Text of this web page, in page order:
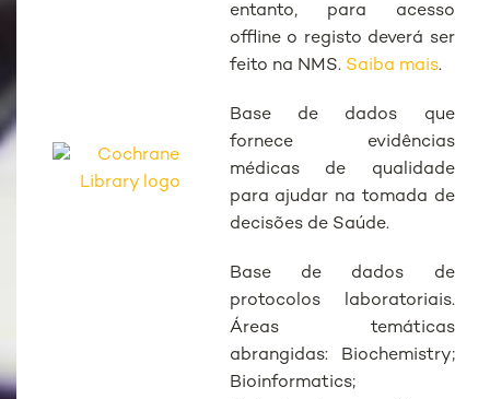
entanto, para acesso
offline o registo deverá ser
feito na NMS. Saiba mais.
Base de dados que
fornece evidências
médicas de qualidade
para ajudar na tomada de
decisões de Saúde.
Base de dados de
protocolos laboratoriais.
Áreas temáticas
abrangidas: Biochemistry;
Bioinformatics;